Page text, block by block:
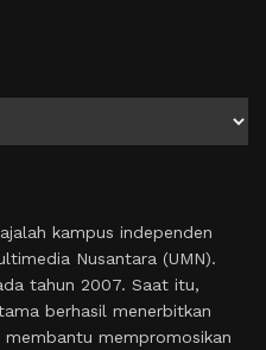
kampus independen
Nusantara (UMN).
tahun 2007. Saat itu,
berhasil menerbitkan
mempromosikan